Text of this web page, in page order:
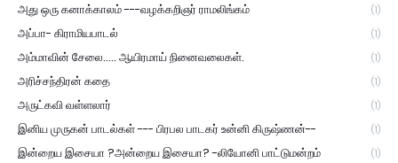
அது ஒரு கனாக்காலம் ---வழக்கறிஞர் ராமலிங்கம் (1)
அப்பா- கிராமியபாடல் (1)
அம்மாவின் சேலை..... ஆயிரமாய் நினைவலைகள். (1)
அரிச்சந்திரன் கதை (1)
அருட்கவி வள்ளலார் (1)
இனிய முருகன் பாடல்கள் --- பிரபல பாடகர் உன்னி கிருஷ்ணன்-- (1)
இன்றைய இசையா ?அன்றைய இசையா? -லியோனி பாட்டுமன்றம் (1)